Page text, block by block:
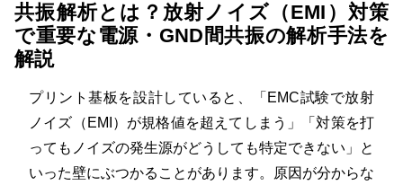
共振解析とは？放射ノイズ（EMI）対策
で重要な電源・GND間共振の解析手法を
解説
プリント基板を設計していると、「EMC試験で放射
ノイズ（EMI）が規格値を超えてしまう」「対策を打
ってもノイズの発生源がどうしても特定できない」と
いった壁にぶつかることがあります。原因が分からな